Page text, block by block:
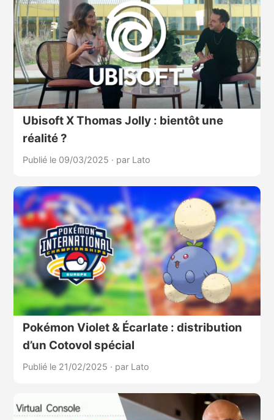
Ubisoft X Thomas Jolly : bientôt une
réalité ?
Publié le 09/03/2025 · par Lato
Pokémon Violet & Écarlate : distribution
d’un Cotovol spécial
Publié le 21/02/2025 · par Lato